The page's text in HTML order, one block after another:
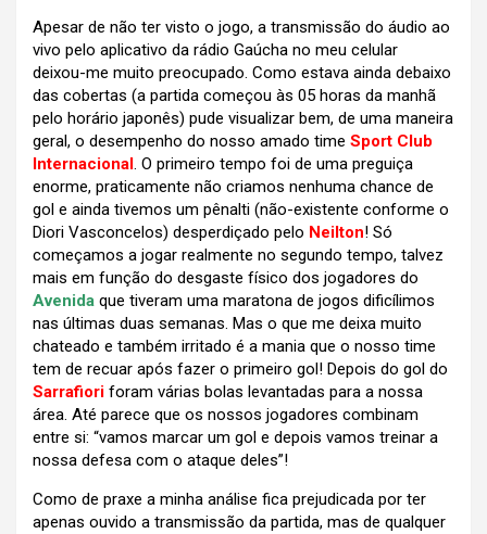
Apesar de não ter visto o jogo, a transmissão do áudio ao
vivo pelo aplicativo da rádio Gaúcha no meu celular
deixou-me muito preocupado. Como estava ainda debaixo
das cobertas (a partida começou às 05 horas da manhã
pelo horário japonês) pude visualizar bem, de uma maneira
geral, o desempenho do nosso amado time Sport Club
Internacional. O primeiro tempo foi de uma preguiça
enorme, praticamente não criamos nenhuma chance de
gol e ainda tivemos um pênalti (não-existente conforme o
Diori Vasconcelos) desperdiçado pelo Neilton! Só
começamos a jogar realmente no segundo tempo, talvez
mais em função do desgaste físico dos jogadores do
Avenida que tiveram uma maratona de jogos dificílimos
nas últimas duas semanas. Mas o que me deixa muito
chateado e também irritado é a mania que o nosso time
tem de recuar após fazer o primeiro gol! Depois do gol do
Sarrafiori foram várias bolas levantadas para a nossa
área. Até parece que os nossos jogadores combinam
entre si: “vamos marcar um gol e depois vamos treinar a
nossa defesa com o ataque deles”!
Como de praxe a minha análise fica prejudicada por ter
apenas ouvido a transmissão da partida, mas de qualquer